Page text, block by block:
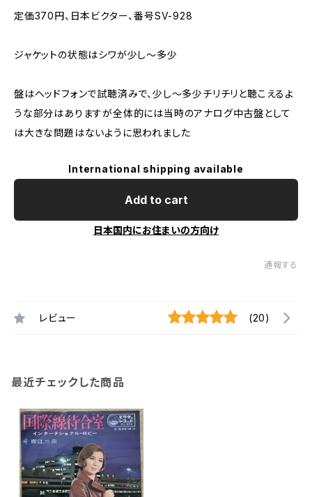
定価370円、日本ビクター、番号SV-928
ジャケットの状態はシワが少し～多少
盤はヘッドフォンで試聴済みで、少し～多少チリチリと聴こえるよ
うな部分はありますが全体的には当時のアナログ中古盤として
は大きな問題はないように思われました
International shipping available
Add to cart
日本国内にお住まいの方向け
通報する
レビュー (20)
最近チェックした商品